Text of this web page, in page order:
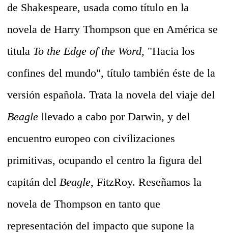
de Shakespeare, usada como título en la
novela de Harry Thompson que en América se
titula To the Edge of the Word, "Hacia los
confines del mundo", título también éste de la
versión española. Trata la novela del viaje del
Beagle llevado a cabo por Darwin, y del
encuentro europeo con civilizaciones
primitivas, ocupando el centro la figura del
capitán del Beagle, FitzRoy. Reseñamos la
novela de Thompson en tanto que
representación del impacto que supone la